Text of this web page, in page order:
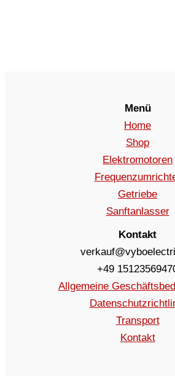
Menü
Home
Shop
Elektromotoren
Getriebe
Sanftanlasser
Kontakt
+49
Allgemeine
Transport
Kontakt